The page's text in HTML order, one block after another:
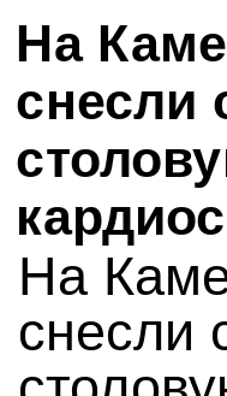
На
снесли
На
снесли